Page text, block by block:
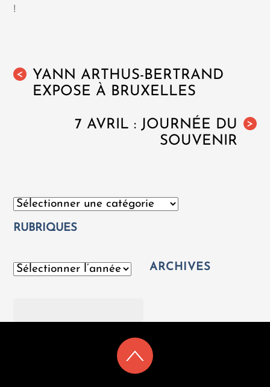
!
<
YANN ARTHUS-BERTRAND
EXPOSE À BRUXELLES
>
7 AVRIL : JOURNÉE DU
SOUVENIR
Catégories
RUBRIQUES
Archives ARCHIVES